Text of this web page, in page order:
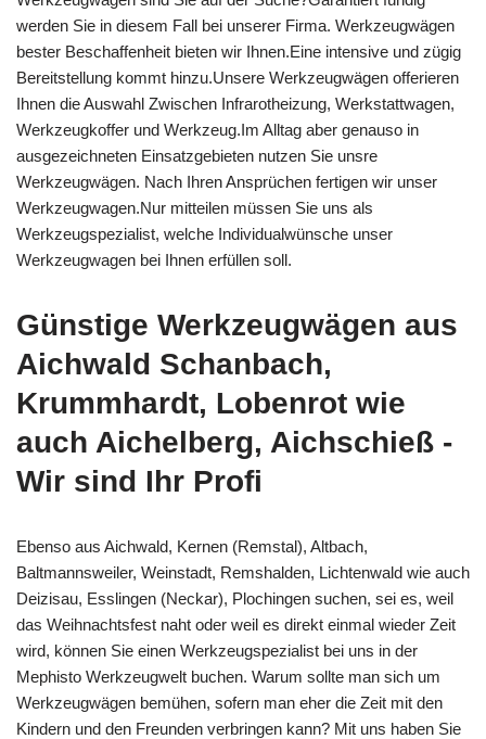
werden Sie in diesem Fall bei unserer Firma. Werkzeugwägen
bester Beschaffenheit bieten wir Ihnen.Eine intensive und zügig
Bereitstellung kommt hinzu.Unsere Werkzeugwägen offerieren
Ihnen die Auswahl Zwischen Infrarotheizung, Werkstattwagen,
Werkzeugkoffer und Werkzeug.Im Alltag aber genauso in
ausgezeichneten Einsatzgebieten nutzen Sie unsre
Werkzeugwägen. Nach Ihren Ansprüchen fertigen wir unser
Werkzeugwagen.Nur mitteilen müssen Sie uns als
Werkzeugspezialist, welche Individualwünsche unser
Werkzeugwagen bei Ihnen erfüllen soll.
Günstige Werkzeugwägen aus
Aichwald Schanbach,
Krummhardt, Lobenrot wie
auch Aichelberg, Aichschieß -
Wir sind Ihr Profi
Ebenso aus Aichwald, Kernen (Remstal), Altbach,
Baltmannsweiler, Weinstadt, Remshalden, Lichtenwald wie auch
Deizisau, Esslingen (Neckar), Plochingen suchen, sei es, weil
das Weihnachtsfest naht oder weil es direkt einmal wieder Zeit
wird, können Sie einen Werkzeugspezialist bei uns in der
Mephisto Werkzeugwelt buchen. Warum sollte man sich um
Werkzeugwägen bemühen, sofern man eher die Zeit mit den
Kindern und den Freunden verbringen kann? Mit uns haben Sie